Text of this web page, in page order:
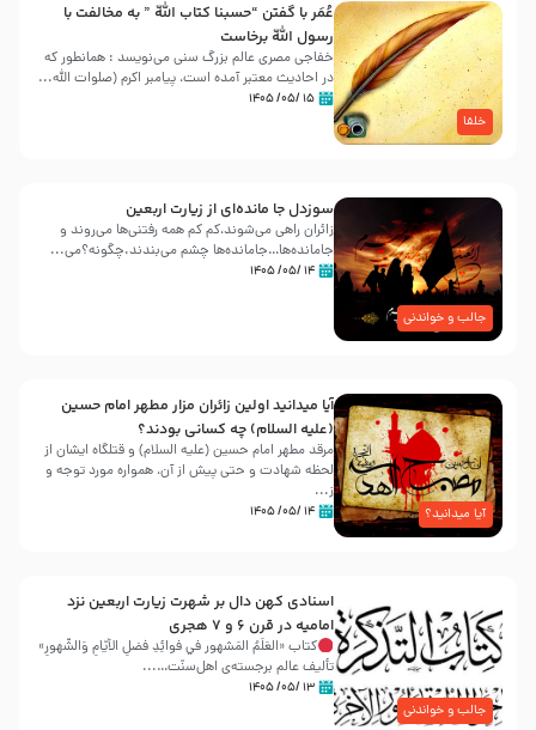
خلفا
عُمَر با گفتن “حسبنا كتاب اللّه ” به مخالفت با
رسول اللّه برخاست
خفاجی مصری عالم بزرگ سنی می‌نویسد : همانطور که
در احادیث معتبر آمده است، پیامبر اکرم (صلوات اللّه...
۱۵ /۰۵/ ۱۴۰۵
جالب و خواندنی
سوزدل جا مانده‌ای از زیارت اربعین
زائران راهی می‌شوند،کم‌ کم همه رفتنی‌ها می‌روند و
جامانده‌ها…جامانده‌ها چشم می‌بندند.چگونه؟می‌...
۱۴ /۰۵/ ۱۴۰۵
آیا میدانید؟
آیا میدانید اولین زائران مزار مطهر امام حسین
(علیه السلام) چه کسانی بودند؟
مرقد مطهر امام حسین (علیه السلام) و قتلگاه ایشان از
لحظه شهادت و حتی پیش از آن، همواره مورد توجه و
ز...
۱۴ /۰۵/ ۱۴۰۵
جالب و خواندنی
اسنادی کهن دال بر شهرت زیارت اربعین نزد
امامیه در قرن ۶ و ۷ هجری
کتاب «العَلَمُ المَشهور في فَوائِدِ فَضلِ الأيّامِ وَالشُّهورِ»
تألیف عالم برجسته‌ی اهل‌سنّت…...
۱۳ /۰۵/ ۱۴۰۵